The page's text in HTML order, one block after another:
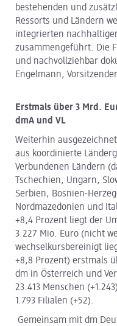
bestehenden und
Ressorts und Ländern
integrierten
zusammengeführt. Die
und nachvollziehbar
Engelmann,
Erstmals über 3 Mrd.
dmA und VL
Weiterhin
aus koordinierte
Verbundenen Ländern
Tschechien, Ungarn,
Serbien, Bosnien-
Nordmazedonien und
+8,4 Prozent liegt der
3.227 Mio. Euro (nicht
wechselkursbereinigt
+8,8 Prozent) erstmals
dm in Österreich und
23.413 Menschen
1.793 Filialen (+52).
Gemeinsam mit dm